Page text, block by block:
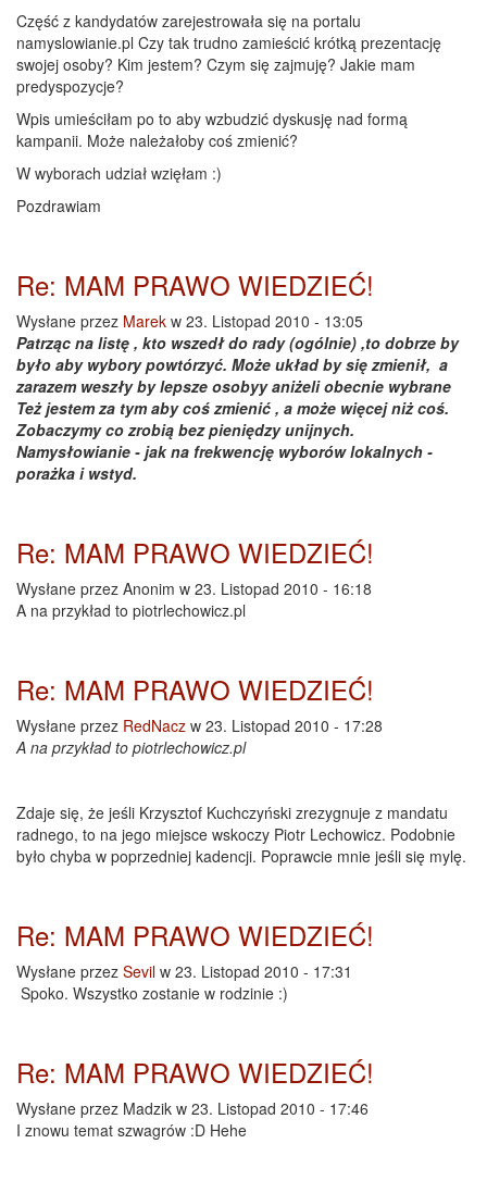
Część z kandydatów zarejestrowała się na portalu
namyslowianie.pl Czy tak trudno zamieścić krótką prezentację
swojej osoby? Kim jestem? Czym się zajmuję? Jakie mam
predyspozycje?
Wpis umieściłam po to aby wzbudzić dyskusję nad formą
kampanii. Może należałoby coś zmienić?
W wyborach udział wzięłam :)
Pozdrawiam
Re: MAM PRAWO WIEDZIEĆ!
Wysłane przez Marek w 23. Listopad 2010 - 13:05
Patrząc na listę , kto wszedł do rady (ogólnie) ,to dobrze by
było aby wybory powtórzyć. Może układ by się zmienił, a
zarazem weszły by lepsze osobyy aniżeli obecnie wybrane
Też jestem za tym aby coś zmienić , a może więcej niż coś.
Zobaczymy co zrobią bez pieniędzy unijnych.
Namysłowianie - jak na frekwencję wyborów lokalnych -
porażka i wstyd.
Re: MAM PRAWO WIEDZIEĆ!
Wysłane przez Anonim w 23. Listopad 2010 - 16:18
A na przykład to piotrlechowicz.pl
Re: MAM PRAWO WIEDZIEĆ!
Wysłane przez RedNacz w 23. Listopad 2010 - 17:28
A na przykład to piotrlechowicz.pl
Zdaje się, że jeśli Krzysztof Kuchczyński zrezygnuje z mandatu
radnego, to na jego miejsce wskoczy Piotr Lechowicz. Podobnie
było chyba w poprzedniej kadencji. Poprawcie mnie jeśli się mylę.
Re: MAM PRAWO WIEDZIEĆ!
Wysłane przez Sevil w 23. Listopad 2010 - 17:31
Spoko. Wszystko zostanie w rodzinie :)
Re: MAM PRAWO WIEDZIEĆ!
Wysłane przez Madzik w 23. Listopad 2010 - 17:46
I znowu temat szwagrów :D Hehe